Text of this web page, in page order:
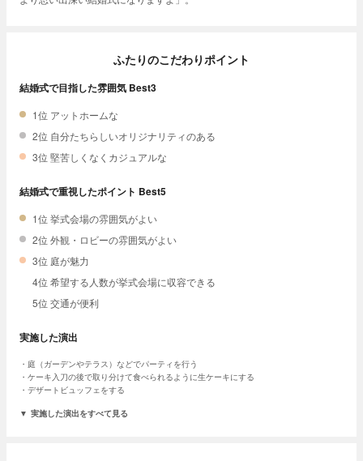
ふたりのこだわりポイント
結婚式で目指した雰囲気 Best3
1位 アットホームな
2位 自分たちらしいオリジナリティのある
3位 堅苦しくなくカジュアルな
結婚式で重視したポイント Best5
1位 挙式会場の雰囲気がよい
2位 外観・ロビーの雰囲気がよい
3位 庭が魅力
4位 希望する人数が挙式会場に収容できる
5位 交通が便利
実施した演出
庭（ガーデンやテラス）などでパーティを行う
ケーキ入刀の後で取り分けて食べられるように生ケーキにする
デザートビュッフェをする
実施した演出をすべて見る